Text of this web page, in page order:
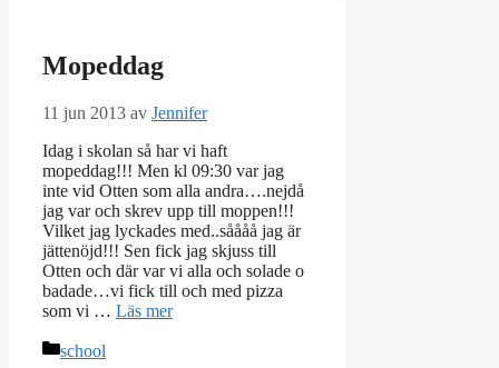
Mopeddag
11 jun 2013 av Jennifer
Idag i skolan så har vi haft
mopeddag!!! Men kl 09:30 var jag
inte vid Otten som alla andra….nejdå
jag var och skrev upp till moppen!!!
Vilket jag lyckades med..såååå jag är
jättenöjd!!! Sen fick jag skjuss till
Otten och där var vi alla och solade o
badade…vi fick till och med pizza
som vi … Läs mer
Kategorier
school